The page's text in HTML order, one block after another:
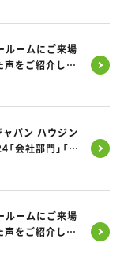
ルームにご来場
声をご紹介しま
ャパン ハウジン
会社部門」「建
ルームにご来場
声をご紹介しま